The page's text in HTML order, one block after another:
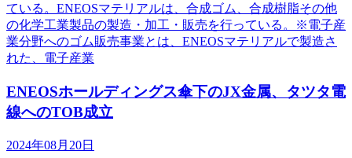
ている。ENEOSマテリアルは、合成ゴム、合成樹脂その他
の化学工業製品の製造・加工・販売を行っている。※電子産
業分野へのゴム販売事業とは、ENEOSマテリアルで製造さ
れた、電子産業
ENEOSホールディングス傘下のJX金属、タツタ電
線へのTOB成立
2024年08月20日